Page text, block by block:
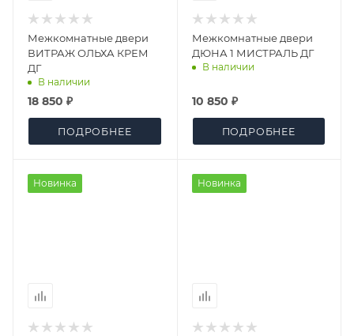
Межкомнатные двери
ВИТРАЖ ОЛЬХА КРЕМ
ДГ
В наличии
18 850 ₽
ПОДРОБНЕЕ
Межкомнатные двери
ДЮНА 1 МИСТРАЛЬ ДГ
В наличии
10 850 ₽
ПОДРОБНЕЕ
Новинка Новинка